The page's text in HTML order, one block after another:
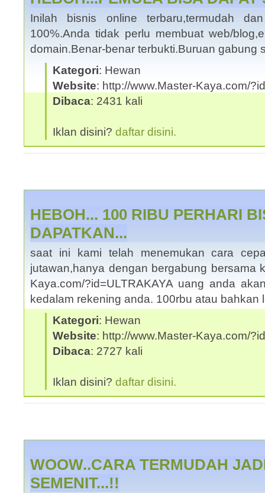
Inilah bisnis online terbaru,termudah
100%.Anda tidak perlu membuat web/
domain.Benar-benar terbukti.Buruan
Kategori: Hewan
Website: http://www.Master-Kaya.com/
Dibaca: 2431 kali
Iklan disini? daftar disini.
HEBOH... 100 RIBU PERHARI
DAPATKAN...
saat ini kami telah menemukan cara
jutawan,hanya dengan bergabung bersama
Kaya.com/?id=ULTRAKAYA uang anda
kedalam rekening anda. 100rbu atau
Kategori: Hewan
Website: http://www.Master-Kaya.com/
Dibaca: 2727 kali
Iklan disini? daftar disini.
WOOW..CARA TERMUDAH
SEMENIT...!!